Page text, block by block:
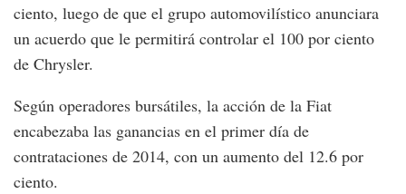
ciento, luego de que el grupo automovilístico anunciara
un acuerdo que le permitirá controlar el 100 por ciento
de Chrysler.
Según operadores bursátiles, la acción de la Fiat
encabezaba las ganancias en el primer día de
contrataciones de 2014, con un aumento del 12.6 por
ciento.